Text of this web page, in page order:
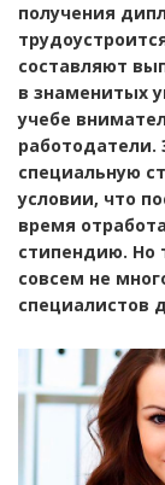
получения
составляют
в знаменитых
учебе
работодатели.
специальную
условии, что
время
стипендию. Но
совсем не
специалистов